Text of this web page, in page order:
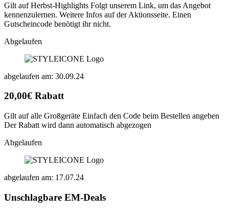
Gilt auf Herbst-Highlights Folgt unserem Link, um das Angebot
kennenzulernen. Weitere Infos auf der Aktionsseite. Einen
Gutscheincode benötigt ihr nicht.
Abgelaufen
abgelaufen am: 30.09.24
20,00€ Rabatt
Gilt auf alle Großgeräte Einfach den Code beim Bestellen angeben
Der Rabatt wird dann automatisch abgezogen
Abgelaufen
abgelaufen am: 17.07.24
Unschlagbare EM-Deals